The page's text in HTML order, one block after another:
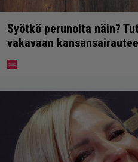
Syötkö perunoita näin?
vakavaan